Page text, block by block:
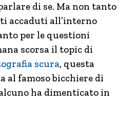
di se. Ma non tanto
accaduti all’interno
per le questioni
scorsa il topic di
scura, questa
al famoso bicchiere di
ha dimenticato in